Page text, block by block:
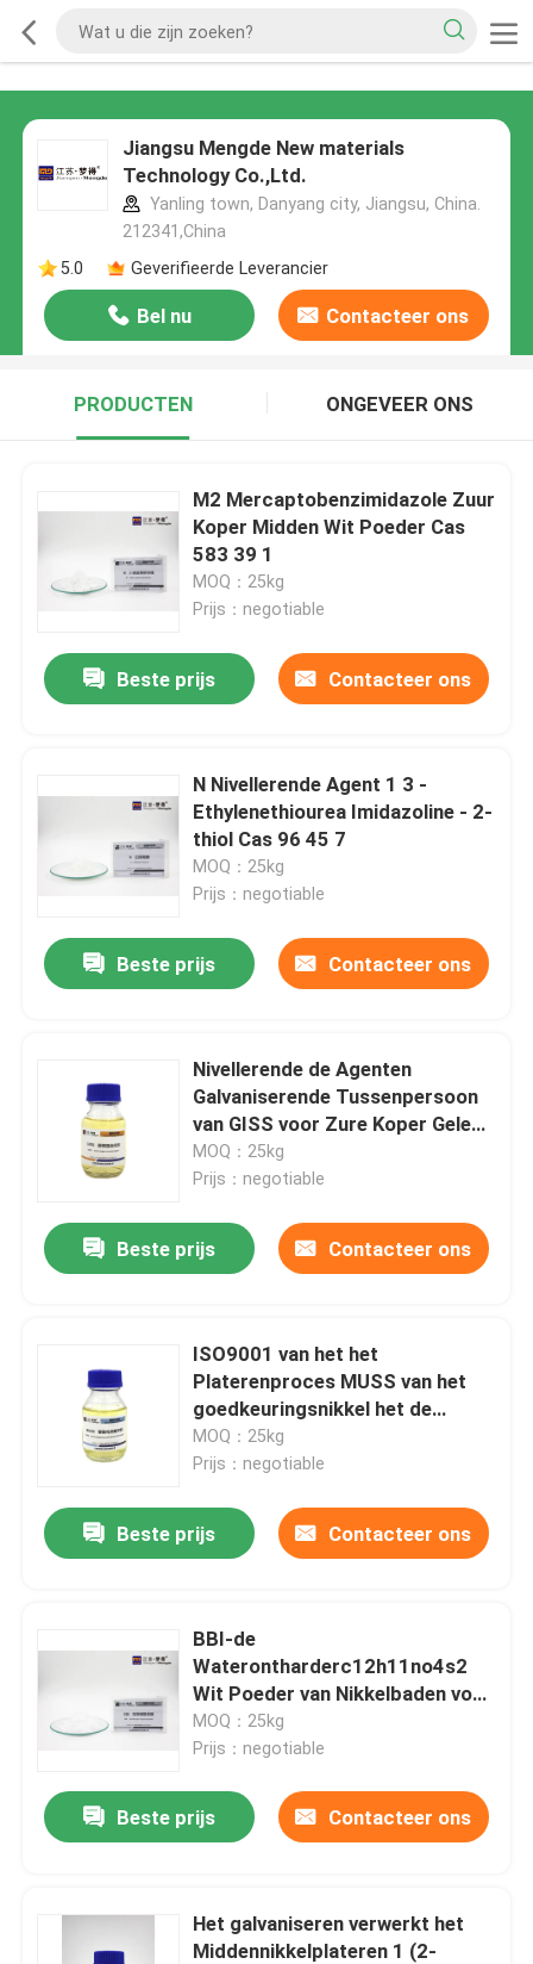
Jiangsu Mengde New materials
Technology Co.,Ltd.
Yanling town, Danyang city, Jiangsu, China.
212341,China
5.0
Geverifieerde Leverancier
Bel nu Contacteer ons
PRODUCTEN ONGEVEER ONS
M2 Mercaptobenzimidazole Zuur
Koper Midden Wit Poeder Cas
583 39 1
MOQ：25kg
Prijs：negotiable
Beste prijs Contacteer ons
N Nivellerende Agent 1 3 -
Ethylenethiourea Imidazoline - 2-
thiol Cas 96 45 7
MOQ：25kg
Prijs：negotiable
Beste prijs Contacteer ons
Nivellerende de Agenten
Galvaniserende Tussenpersoon
van GISS voor Zure Koper Gele
Vloeistof
MOQ：25kg
Prijs：negotiable
Beste prijs Contacteer ons
ISO9001 van het het
Platerenproces MUSS van het
goedkeuringsnikkel het de
Nivellerende Agent en
Poetsmiddel
MOQ：25kg
Prijs：negotiable
Beste prijs Contacteer ons
BBI-de
Waterontharderc12h11no4s2
Wit Poeder van Nikkelbaden voor
Opbrengst een Heldere Witte
Storting
MOQ：25kg
Prijs：negotiable
Beste prijs Contacteer ons
Het galvaniseren verwerkt het
Middennikkelplateren 1 (2-